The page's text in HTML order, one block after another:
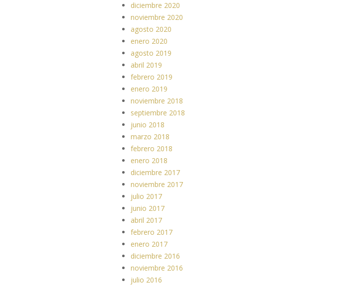
diciembre 2020
noviembre 2020
agosto 2020
enero 2020
agosto 2019
abril 2019
febrero 2019
enero 2019
noviembre 2018
septiembre 2018
junio 2018
marzo 2018
febrero 2018
enero 2018
diciembre 2017
noviembre 2017
julio 2017
junio 2017
abril 2017
febrero 2017
enero 2017
diciembre 2016
noviembre 2016
julio 2016